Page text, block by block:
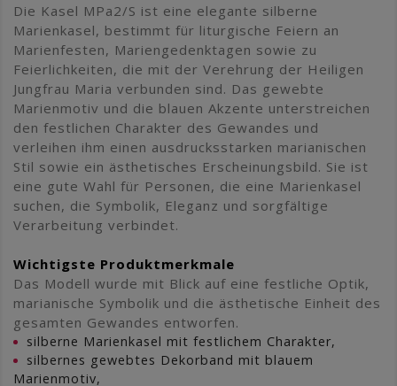
Die Kasel MPa2/S ist eine elegante silberne
Marienkasel, bestimmt für liturgische Feiern an
Marienfesten, Mariengedenktagen sowie zu
Feierlichkeiten, die mit der Verehrung der Heiligen
Jungfrau Maria verbunden sind. Das gewebte
Marienmotiv und die blauen Akzente unterstreichen
den festlichen Charakter des Gewandes und
verleihen ihm einen ausdrucksstarken marianischen
Stil sowie ein ästhetisches Erscheinungsbild. Sie ist
eine gute Wahl für Personen, die eine Marienkasel
suchen, die Symbolik, Eleganz und sorgfältige
Verarbeitung verbindet.
Wichtigste Produktmerkmale
Das Modell wurde mit Blick auf eine festliche Optik,
marianische Symbolik und die ästhetische Einheit des
gesamten Gewandes entworfen.
silberne Marienkasel mit festlichem Charakter,
silbernes gewebtes Dekorband mit blauem
Marienmotiv,